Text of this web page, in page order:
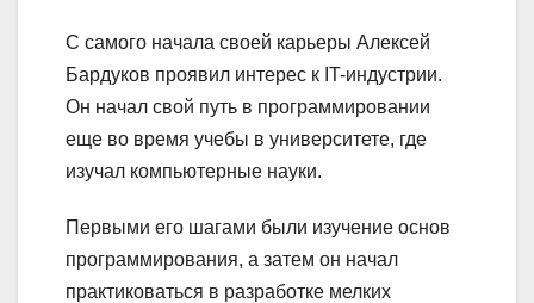
С самого начала своей карьеры Алексей
Бардуков проявил интерес к IT-индустрии.
Он начал свой путь в программировании
еще во время учебы в университете, где
изучал компьютерные науки.
Первыми его шагами были изучение основ
программирования, а затем он начал
практиковаться в разработке мелких